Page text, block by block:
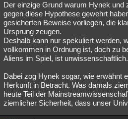
Der einzige Grund warum Hynek und
gegen diese Hypothese gewehrt
gesicherten Beweise vorliegen, die
Ursprung zeugen.
Deshalb kann nur spekuliert werden,
vollkommen in Ordnung ist, doch zu
Aliens im Spiel, ist unwissenschaftlich.
Dabei zog Hynek sogar, wie erwähnt
Herkunft in Betracht. Was damals
heute Teil der
ziemlicher Sicherheit, dass unser